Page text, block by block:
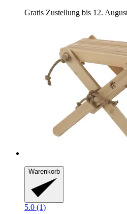
Gratis Zustellung bis 12.
Warenkorb
5.0 (1)